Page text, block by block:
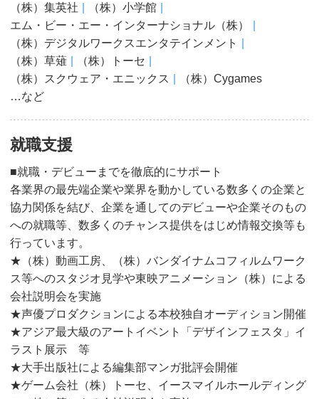
（株）集英社
（株）小学館
エム・ビー・エー・インターナショナル（株）
（株）デジタルワークスエンタテインメント
（株）草薙
（株）トーセ
（株）スクウェア・エニックス
（株）Cygames
…など
就職支援
■就職・デビューまでを徹底的にサポート
各業界の最先端企業や業界を動かしている数多くの企業と
協力関係を結び、企業を通してのデビューや企業そのもの
への就職等、数多くのチャンス提供をはじめ情報交換等も
行っています。
★（株）動画工房、（株）バンダイナムコフィルムワーク
ス等へのスタジオ見学や東映アニメーション（株）による
会社説明会を実施
★声優プロダクションによる本校独自オーディション開催
★アジア最大級のアートイベント「デザインフェスタ」イ
ラスト展示 等
★大手出版社による編集部マンガ批評会開催
★ゲーム会社（株）トーセ、イースマイルホールディング